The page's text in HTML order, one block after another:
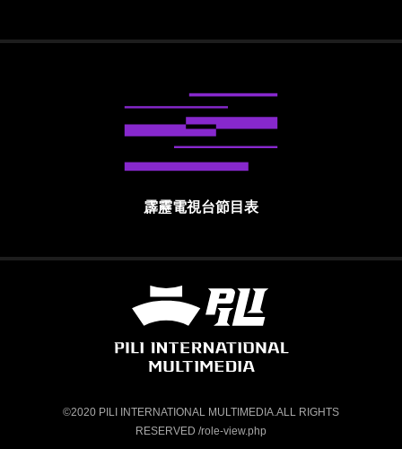
霹靂電視台節目表
霹靂國際多媒體股份有限公司 PILI
©2020 PILI INTERNATIONAL MULTIMEDIA.ALL RIGHTS
RESERVED /role-view.php